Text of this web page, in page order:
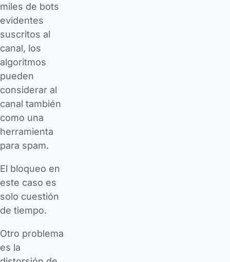
miles de bots
evidentes
suscritos al
canal, los
algoritmos
pueden
considerar al
canal también
como una
herramienta
para spam.
El bloqueo en
este caso es
solo cuestión
de tiempo.
Otro problema
es la